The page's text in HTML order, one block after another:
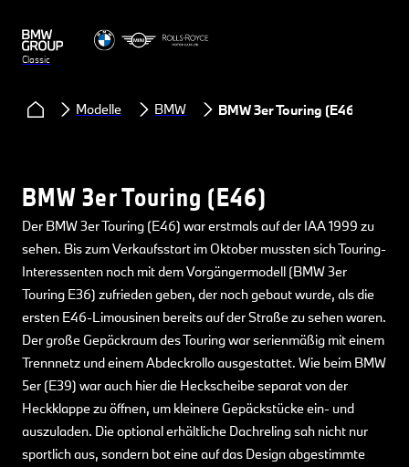
Classic
Modelle BMW BMW 3er Touring (E46)
BMW 3er Touring (E46)
Der BMW 3er Touring (E46) war erstmals auf der IAA 1999 zu
sehen. Bis zum Verkaufsstart im Oktober mussten sich Touring-
Interessenten noch mit dem Vorgängermodell (BMW 3er
Touring E36) zufrieden geben, der noch gebaut wurde, als die
ersten E46-Limousinen bereits auf der Straße zu sehen waren.
Der große Gepäckraum des Touring war serienmäßig mit einem
Trennnetz und einem Abdeckrollo ausgestattet. Wie beim BMW
5er (E39) war auch hier die Heckscheibe separat von der
Heckklappe zu öffnen, um kleinere Gepäckstücke ein- und
auszuladen. Die optional erhältliche Dachreling sah nicht nur
sportlich aus, sondern bot eine auf das Design abgestimmte